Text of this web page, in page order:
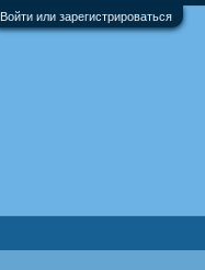
Войти или зарегистрироваться